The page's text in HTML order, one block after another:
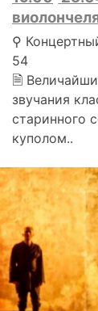
⚲
54
🗎
звучания
старинного
куполом..